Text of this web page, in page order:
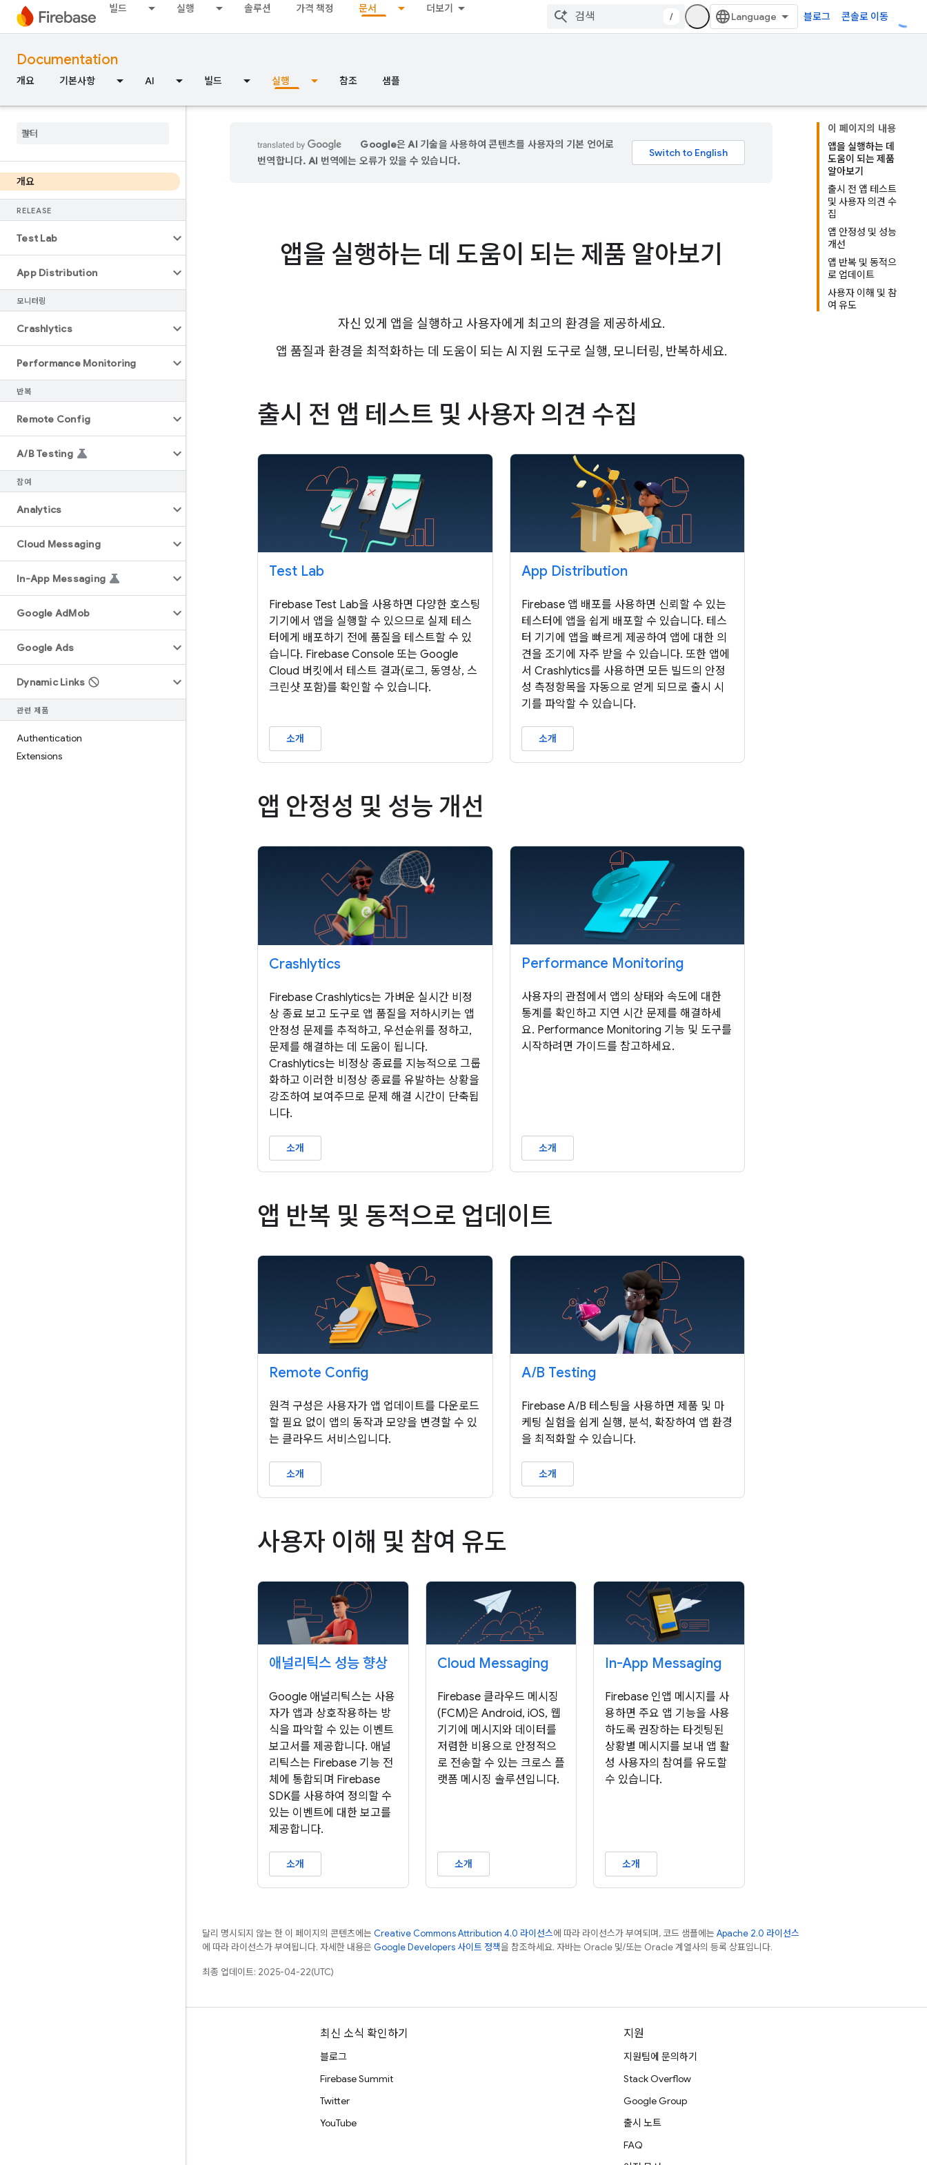
빌드 실행 솔루션 가격 책정 문서 더보기
/ 블로그 콘솔로 이동
Documentation
개요 기본사항 AI 빌드 실행 참조 샘플
개요
RELEASE
Test Lab
App Distribution
모니터링
Crashlytics
Performance Monitoring
반복
Remote Config
A/B Testing
참여
Analytics
Cloud Messaging
In-App Messaging
Google AdMob
Google Ads
Dynamic Links
관련 제품
Authentication
Extensions
이 페이지의 내용
앱을 실행하는 데
도움이 되는 제품
알아보기
출시 전 앱 테스트
및 사용자 의견 수
집
앱 안정성 및 성능
개선
앱 반복 및 동적으
로 업데이트
사용자 이해 및 참
여 유도
Google은 AI 기술을 사용하여 콘텐츠를 사용자의 기본 언어로
번역합니다. AI 번역에는 오류가 있을 수 있습니다.
앱을 실행하는 데 도움이 되는 제품 알아보기
자신 있게 앱을 실행하고 사용자에게 최고의 환경을 제공하세요.
앱 품질과 환경을 최적화하는 데 도움이 되는 AI 지원 도구로 실행, 모니터링, 반복하세요.
출시 전 앱 테스트 및 사용자 의견 수집
Test Lab
Firebase Test Lab을 사용하면 다양한 호스팅
기기에서 앱을 실행할 수 있으므로 실제 테스
터에게 배포하기 전에 품질을 테스트할 수 있
습니다. Firebase Console 또는 Google
Cloud 버킷에서 테스트 결과(로그, 동영상, 스
크린샷 포함)를 확인할 수 있습니다.
소개
App Distribution
Firebase 앱 배포를 사용하면 신뢰할 수 있는
테스터에 앱을 쉽게 배포할 수 있습니다. 테스
터 기기에 앱을 빠르게 제공하여 앱에 대한 의
견을 조기에 자주 받을 수 있습니다. 또한 앱에
서 Crashlytics를 사용하면 모든 빌드의 안정
성 측정항목을 자동으로 얻게 되므로 출시 시
기를 파악할 수 있습니다.
소개
앱 안정성 및 성능 개선
Crashlytics
Firebase Crashlytics는 가벼운 실시간 비정
상 종료 보고 도구로 앱 품질을 저하시키는 앱
안정성 문제를 추적하고, 우선순위를 정하고,
문제를 해결하는 데 도움이 됩니다.
Crashlytics는 비정상 종료를 지능적으로 그룹
화하고 이러한 비정상 종료를 유발하는 상황을
강조하여 보여주므로 문제 해결 시간이 단축됩
니다.
소개
Performance Monitoring
사용자의 관점에서 앱의 상태와 속도에 대한
통계를 확인하고 지연 시간 문제를 해결하세
요. Performance Monitoring 기능 및 도구를
시작하려면 가이드를 참고하세요.
소개
앱 반복 및 동적으로 업데이트
Remote Config
원격 구성은 사용자가 앱 업데이트를 다운로드
할 필요 없이 앱의 동작과 모양을 변경할 수 있
는 클라우드 서비스입니다.
소개
A/B Testing
Firebase A/B 테스팅을 사용하면 제품 및 마
케팅 실험을 쉽게 실행, 분석, 확장하여 앱 환경
을 최적화할 수 있습니다.
소개
사용자 이해 및 참여 유도
애널리틱스 성능 향상
Google 애널리틱스는 사용
자가 앱과 상호작용하는 방
식을 파악할 수 있는 이벤트
보고서를 제공합니다. 애널
리틱스는 Firebase 기능 전
체에 통합되며 Firebase
SDK를 사용하여 정의할 수
있는 이벤트에 대한 보고를
제공합니다.
소개
Cloud Messaging
Firebase 클라우드 메시징
(FCM)은 Android, iOS, 웹
기기에 메시지와 데이터를
저렴한 비용으로 안정적으
로 전송할 수 있는 크로스 플
랫폼 메시징 솔루션입니다.
소개
In-App Messaging
Firebase 인앱 메시지를 사
용하면 주요 앱 기능을 사용
하도록 권장하는 타겟팅된
상황별 메시지를 보내 앱 활
성 사용자의 참여를 유도할
수 있습니다.
소개
달리 명시되지 않는 한 이 페이지의 콘텐츠에는 Creative Commons Attribution 4.0 라이선스에 따라 라이선스가 부여되며, 코드 샘플에는 Apache 2.0 라이선스
에 따라 라이선스가 부여됩니다. 자세한 내용은 Google Developers 사이트 정책을 참조하세요. 자바는 Oracle 및/또는 Oracle 계열사의 등록 상표입니다.
최종 업데이트: 2025-04-22(UTC)
최신 소식 확인하기
블로그
Firebase Summit
Twitter
YouTube
지원
지원팀에 문의하기
Stack Overflow
Google Group
출시 노트
FAQ